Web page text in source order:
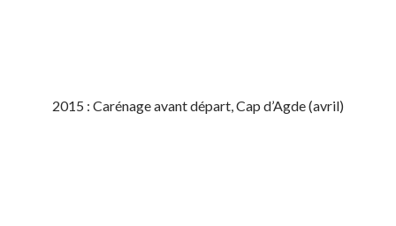
2015 : Carénage avant départ, Cap d’Agde (avril)